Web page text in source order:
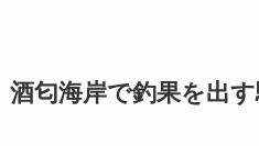
酒匂海岸で釣果を出